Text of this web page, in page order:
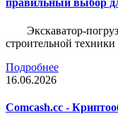
правильный выбор
Экскаватор-
строительной техники
Подробнее
16.06.2026
Comcash.cc -